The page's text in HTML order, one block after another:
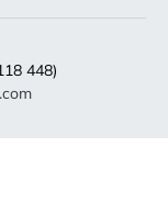
448)